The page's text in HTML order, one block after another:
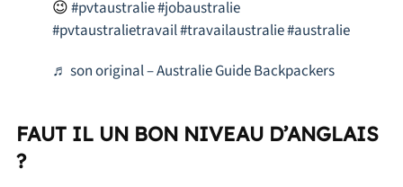
😉#pvtaustralie#jobaustralie
#pvtaustralietravail#travailaustralie#australie
♬ son original – Australie Guide Backpackers
FAUT IL UN BON NIVEAU D’ANGLAIS
?